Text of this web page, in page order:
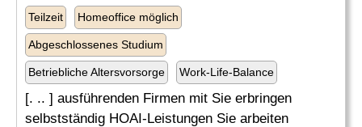
Teilzeit Homeoffice möglich
Abgeschlossenes Studium
Betriebliche Altersvorsorge Work-Life-Balance
[. .. ] ausführenden Firmen mit Sie erbringen
selbstständig HOAI-Leistungen Sie arbeiten